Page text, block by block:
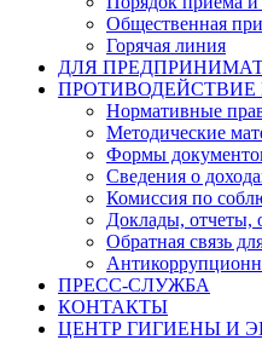
Общественная
Горячая линия
ДЛЯ
ПРОТИВОДЕЙСТВИЕ
Нормативные
Методические
Формы
Сведения о
Комиссия по
Доклады, отчеты,
Обратная связь
ПРЕСС-СЛУЖБА
КОНТАКТЫ
ЦЕНТР ГИГИЕНЫ И